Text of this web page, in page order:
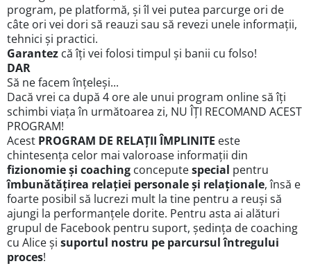
program, pe platformă, și îl vei putea parcurge ori de
câte ori vei dori să reauzi sau să revezi unele informații,
tehnici și practici.
Garantez că îți vei folosi timpul și banii cu folso!
DAR
Să ne facem înțeleși...
Dacă vrei ca după 4 ore ale unui program online să îți
schimbi viața în următoarea zi, NU ÎȚI RECOMAND ACEST
PROGRAM!
Acest PROGRAM DE RELAȚII ÎMPLINITE este
chintesența celor mai valoroase informații din
fizionomie și coaching conceputespecial pentru
îmbunătățirea relației personale și relaționale, însă e
foarte posibil să lucrezi mult la tine pentru a reuși să
ajungi la performanțele dorite. Pentru asta ai alături
grupul de Facebook pentru suport, ședința de coaching
cu Alice și suportul nostru pe parcursul întregului
proces!